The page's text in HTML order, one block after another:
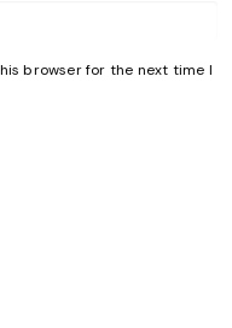
browser for the next time I